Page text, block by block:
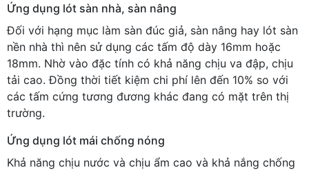
Ứng dụng lót sàn nhà, sàn nâng
Đối với hạng mục làm sàn đúc giả, sàn nâng hay lót sàn
nền nhà thì nên sử dụng các tấm độ dày 16mm hoặc
18mm. Nhờ vào đặc tính có khả năng chịu va đập, chịu
tải cao. Đồng thời tiết kiệm chi phí lên đến 10% so với
các tấm cứng tương đương khác đang có mặt trên thị
trường.
Ứng dụng lót mái chống nóng
Khả năng chịu nước và chịu ẩm cao và khả nắng chống